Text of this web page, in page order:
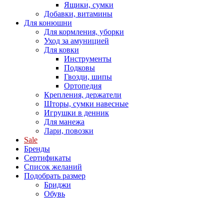
Ящики, сумки
Добавки, витамины
Для конюшни
Для кормления, уборки
Уход за амуницией
Для ковки
Инструменты
Подковы
Гвозди, шипы
Ортопедия
Крепления, держатели
Шторы, сумки навесные
Игрушки в денник
Для манежа
Лари, повозки
Sale
Бренды
Сертификаты
Список желаний
Подобрать размер
Бриджи
Обувь